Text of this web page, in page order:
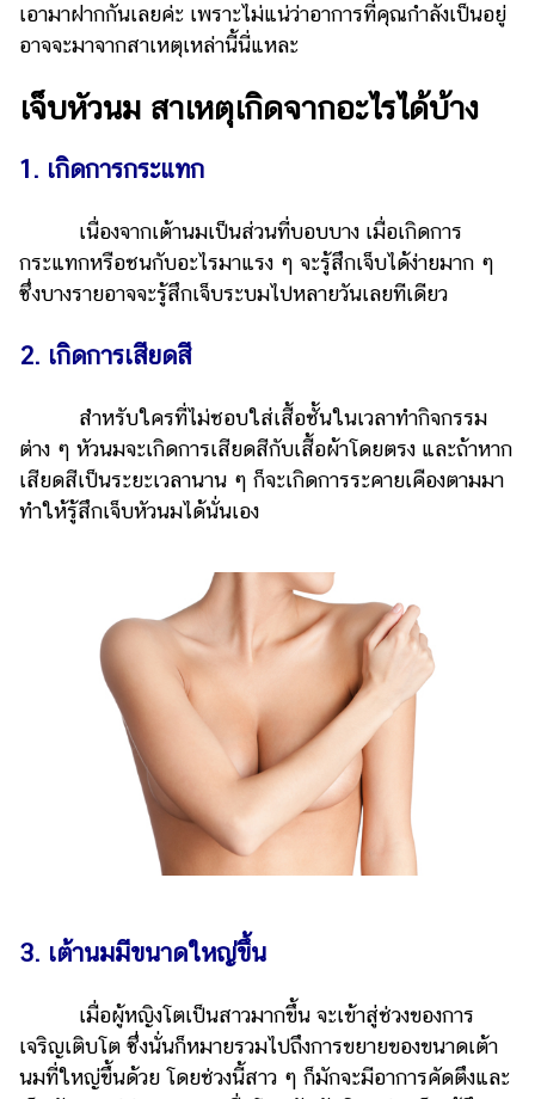
รถยนต์
บ้าน
และ
ตกแต่ง
ราคา
ราคา
วา
ไร
ตี้
Infographic
คอร์ส
เรียน
เลข
ออนไลน์
เอามาฝากกันเลยค่ะ เพราะไม่แน่ว่าอาการที่คุณกำลังเป็นอยู่
อาจจะมาจากสาเหตุเหล่านี้นี่แหละ
เจ็บหัวนม สาเหตุเกิดจากอะไรได้บ้าง
1. เกิดการกระแทก
เนื่องจากเต้านมเป็นส่วนที่บอบบาง เมื่อเกิดการ
กระแทกหรือชนกับอะไรมาแรง ๆ จะรู้สึกเจ็บได้ง่ายมาก ๆ
ซึ่งบางรายอาจจะรู้สึกเจ็บระบมไปหลายวันเลยทีเดียว
2. เกิดการเสียดสี
สำหรับใครที่ไม่ชอบใส่เสื้อชั้นในเวลาทำกิจกรรม
ต่าง ๆ หัวนมจะเกิดการเสียดสีกับเสื้อผ้าโดยตรง และถ้าหาก
เสียดสีเป็นระยะเวลานาน ๆ ก็จะเกิดการระคายเคืองตามมา
ทำให้รู้สึกเจ็บหัวนมได้นั่นเอง
3. เต้านมมีขนาดใหญ่ขึ้น
เมื่อผู้หญิงโตเป็นสาวมากขึ้น จะเข้าสู่ช่วงของการ
เจริญเติบโต ซึ่งนั่นก็หมายรวมไปถึงการขยายของขนาดเต้า
นมที่ใหญ่ขึ้นด้วย โดยช่วงนี้สาว ๆ ก็มักจะมีอาการคัดตึงและ